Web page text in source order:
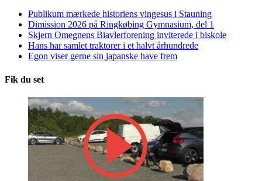
Publikum mærkede historiens vingesus i Stauning
Dimission 2026 på Ringkøbing Gymnasium, del 1
Skjern Omegnens Biavlerforening inviterede i biskole
Hans har samlet traktorer i et halvt århundrede
Egon viser gerne sin japanske have frem
Fik du set